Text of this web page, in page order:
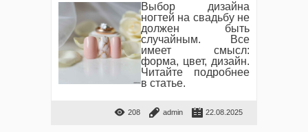
Выбор дизайна
ногтей на свадьбу не
должен быть
случайным. Все
имеет смысл:
форма, цвет, дизайн.
Читайте подробнее
в статье.
208 admin 22.08.2025